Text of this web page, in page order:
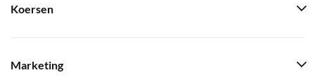
Koersen
Marketing